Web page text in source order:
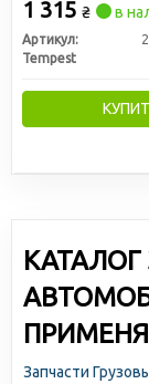
1 315 ₴ в
Артикул:
Tempest
Запчасти